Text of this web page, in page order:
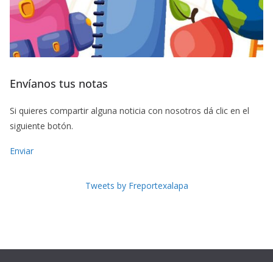
Envíanos tus notas
Si quieres compartir alguna noticia con nosotros dá clic en el
siguiente botón.
Enviar
Tweets by Freportexalapa